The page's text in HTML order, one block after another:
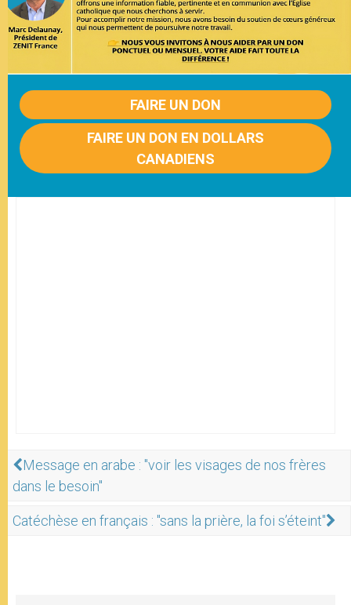
FAIRE UN DON
FAIRE UN DON EN DOLLARS
CANADIENS
Message en arabe : "voir les visages de nos frères
dans le besoin"
Catéchèse en français : "sans la prière, la foi s’éteint"